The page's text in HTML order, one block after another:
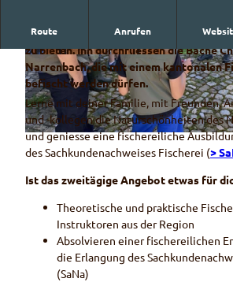
T
h
e
T
h
e
o
r
i
e
u
T
h
e
o
r
i
e
b
o
c
k
u
Route Anrufen
Der Regionale Naturpark Diemtigtal
zu bieten. Ihn durchfliessen die Bäche
Narrenbach, die mit einem kantonalen
befischt werden dürfen.
Lerne mit deiner Familie, mit Freunden,
und -kollegen die Naturschönheiten des
und geniesse eine fischereiliche
des Sachkundenachweises Fischerei (>
Ist das zweitägige Angebot etwas für
Theoretische und praktische
Instruktoren aus der Region
Absolvieren einer fischereilichen
die Erlangung des
(SaNa)